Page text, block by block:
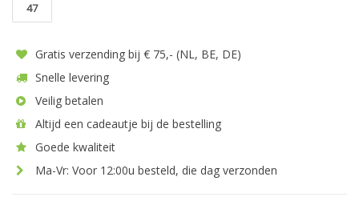
47
Gratis verzending bij € 75,- (NL, BE, DE)
Snelle levering
Veilig betalen
Altijd een cadeautje bij de bestelling
Goede kwaliteit
Ma-Vr: Voor 12:00u besteld, die dag verzonden